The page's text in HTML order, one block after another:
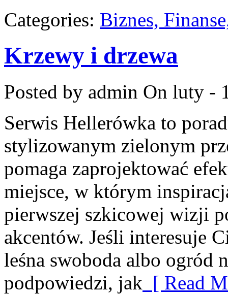
Categories: Biznes,
Krzewy i drzewa
Posted by admin On luty -
Serwis Hellerówka to
stylizowanym zielonym
pomaga zaprojektować
miejsce, w którym
pierwszej szkicowej wizji
akcentów. Jeśli interesuje
leśna swoboda albo ogród
podpowiedzi, jak [ Read